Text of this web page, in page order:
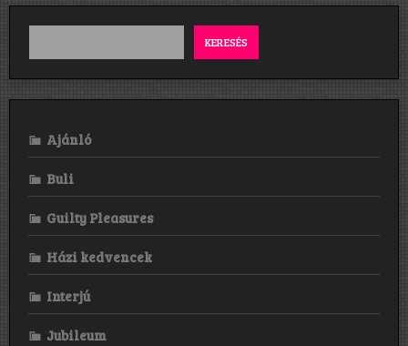
Attack
(2023)
KERESÉS
Ajánló
Buli
Guilty Pleasures
Házi kedvencek
Interjú
Jubileum